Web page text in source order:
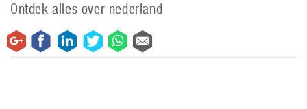
Ontdek alles over nederland